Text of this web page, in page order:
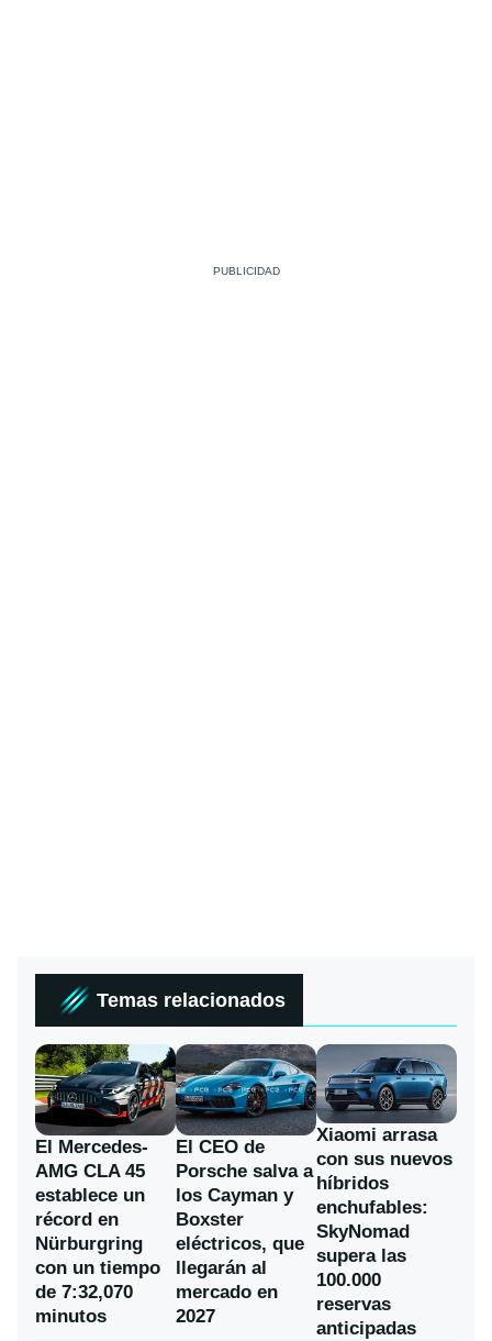
Temas relacionados
El Mercedes-
AMG CLA 45
establece un
récord en
Nürburgring
con un tiempo
de 7:32,070
minutos
El CEO de
Porsche salva a
los Cayman y
Boxster
eléctricos, que
llegarán al
mercado en
2027
Xiaomi arrasa
con sus nuevos
híbridos
enchufables:
SkyNomad
supera las
100.000
reservas
anticipadas